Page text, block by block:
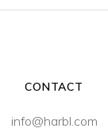
CONTACT
info@harbl.com